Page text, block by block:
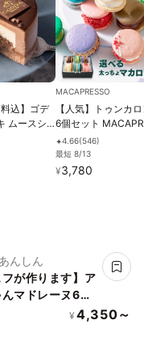
料込】ゴデ
ムースシ
MACAPRESSO
【人気】トゥンカ
6個セット
カロン
✦4.66(546)
最短 8/13
¥3,780
んしん
フが作ります】ア
マドレーヌ6個
ヴィーガン／グ
¥ 4,350～